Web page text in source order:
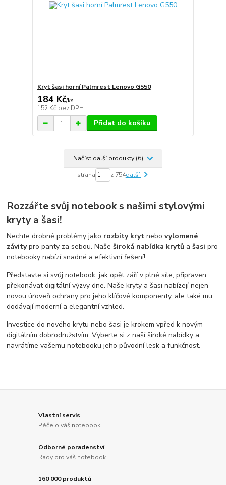
Kryt šasi horní Palmrest Lenovo G550
184 Kč/ks
152 Kč bez DPH
Přidat do košíku
Načíst další produkty (6)
strana z 754další
Rozzářte svůj notebook s našimi stylovými
kryty a šasi!
Nechte drobné problémy jako rozbity kryt nebovylomené
závitypro panty za sebou. Našeširoká nabídka krytů ašasipro
notebooky nabízí snadné a efektivní řešení!
Představte si svůj notebook, jak opět září v plné síle, připraven
překonávat digitální výzvy dne. Naše kryty a šasi nabízejí nejen
novou úroveň ochrany pro jeho klíčové komponenty, ale také mu
dodávají moderní a elegantní vzhled.
Investice do nového krytu nebo šasi je krokem vpřed k novým
digitálním dobrodružstvím. Vyberte si z naší široké nabídky a
navrátíme vašemu notebooku jeho původní lesk a funkčnost.
Vlastní servis
Péče o váš notebook
Odborné poradenství
Rady pro váš notebook
160 000 produktů